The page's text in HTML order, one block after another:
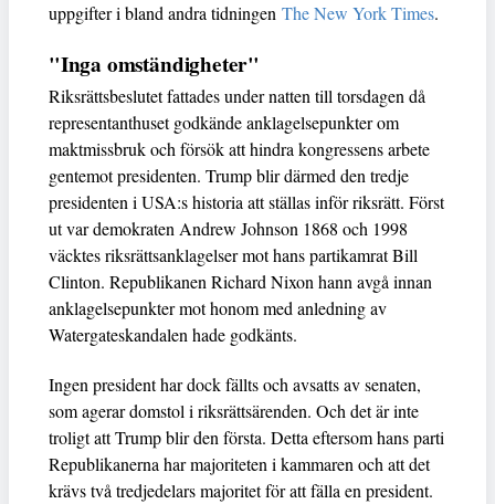
uppgifter i bland andra tidningen The New York Times.
"Inga omständigheter"
Riksrättsbeslutet fattades under natten till torsdagen då
representanthuset godkände anklagelsepunkter om
maktmissbruk och försök att hindra kongressens arbete
gentemot presidenten. Trump blir därmed den tredje
presidenten i USA:s historia att ställas inför riksrätt. Först
ut var demokraten Andrew Johnson 1868 och 1998
väcktes riksrättsanklagelser mot hans partikamrat Bill
Clinton. Republikanen Richard Nixon hann avgå innan
anklagelsepunkter mot honom med anledning av
Watergateskandalen hade godkänts.
Ingen president har dock fällts och avsatts av senaten,
som agerar domstol i riksrättsärenden. Och det är inte
troligt att Trump blir den första. Detta eftersom hans parti
Republikanerna har majoriteten i kammaren och att det
krävs två tredjedelars majoritet för att fälla en president.